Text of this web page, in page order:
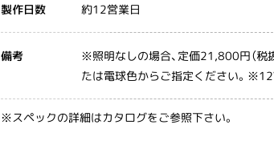
製作日数 約12営業日
備考 ※照明なしの場合、定価21,800円（
たは電球色からご指定ください。
※スペックの詳細はカタログをご参照下さい。